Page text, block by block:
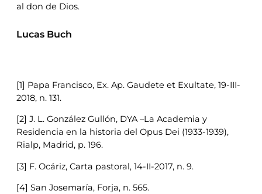
al don de Dios.
Lucas Buch
[1] Papa Francisco, Ex. Ap. Gaudete et Exultate, 19-III-
2018, n. 131.
[2] J. L. González Gullón, DYA –La Academia y
Residencia en la historia del Opus Dei (1933-1939),
Rialp, Madrid, p. 196.
[3] F. Ocáriz, Carta pastoral, 14-II-2017, n. 9.
[4] San Josemaría, Forja, n. 565.